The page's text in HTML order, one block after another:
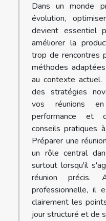
Dans un monde
évolution,
devient essentiel
améliorer la
trop de rencontres
méthodes
au contexte actuel.
des stratégies
vos réunions
performance et
conseils pratiques
Préparer une
un rôle central
surtout lorsqu'il
réunion précis.
professionnelle, il
clairement les
jour structuré et de